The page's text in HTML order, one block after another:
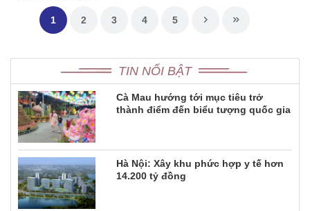
1 2 3 4 5
TIN NỔI BẬT
Cà Mau hướng tới mục tiêu trở
thành điểm đến biểu tượng quốc gia
Hà Nội: Xây khu phức hợp y tế hơn
14.200 tỷ đồng